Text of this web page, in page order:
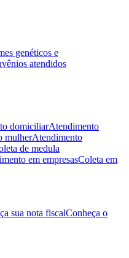
genéticos e
atendidos
domiciliarAtendimento
mulherAtendimento
de medula
em empresasColeta em
sua nota fiscalConheça o